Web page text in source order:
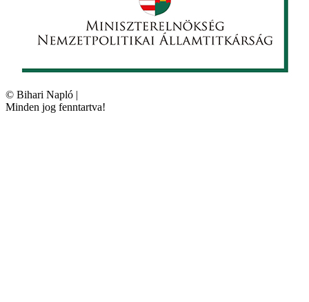
© Bihari Napló
Minden jog fenntartva!